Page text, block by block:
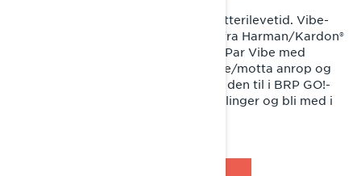
Dokumentert kuldeprestasjon og batterilevetid. Vibe-
kommunikasjons­systemer tilbyr lyd fra Harman/Kardon®
og tilgang til Sena Mesh-nettverket. Par Vibe med
displayet ditt for å høre musikk, ringe/motta anrop og
bruke telefonens taleassistent. Legg den til i BRP GO!-
profilen din for å administrere innstillinger og bli med i